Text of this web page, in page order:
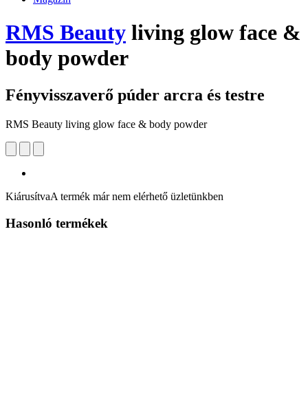
RMS Beauty living glow face &
body powder
Fényvisszaverő púder arcra és testre
RMS Beauty living glow face & body powder
KiárusítvaA termék már nem elérhető üzletünkben
Hasonló termékek